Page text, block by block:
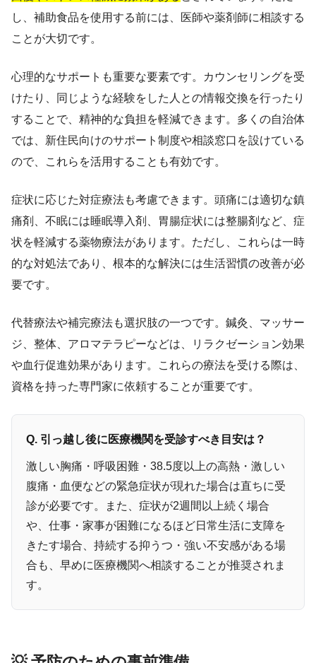
し、補助食品を使用する前には、医師や薬剤師に相談する
ことが大切です。
心理的なサポートも重要な要素です。カウンセリングを受
けたり、同じような経験をした人との情報交換を行ったり
することで、精神的な負担を軽減できます。多くの自治体
では、新住民向けのサポート制度や相談窓口を設けている
ので、これらを活用することも有効です。
症状に応じた対症療法も考慮できます。頭痛には適切な鎮
痛剤、不眠には睡眠導入剤、胃腸症状には整腸剤など、症
状を軽減する薬物療法があります。ただし、これらは一時
的な対処法であり、根本的な解決には生活習慣の改善が必
要です。
代替療法や補完療法も選択肢の一つです。鍼灸、マッサー
ジ、整体、アロマテラピーなどは、リラクゼーション効果
や血行促進効果があります。これらの療法を受ける際は、
資格を持った専門家に依頼することが重要です。
Q. 引っ越し後に医療機関を受診すべき目安は？
激しい胸痛・呼吸困難・38.5度以上の高熱・激しい
腹痛・血便などの緊急症状が現れた場合は直ちに受
診が必要です。また、症状が2週間以上続く場合
や、仕事・家事が困難になるほど日常生活に支障を
きたす場合、持続する抑うつ・強い不安感がある場
合も、早めに医療機関へ相談することが推奨されま
す。